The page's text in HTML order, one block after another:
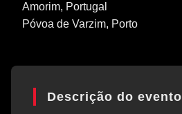
Amorim, Portugal
Póvoa de Varzim, Porto
Descrição do evento